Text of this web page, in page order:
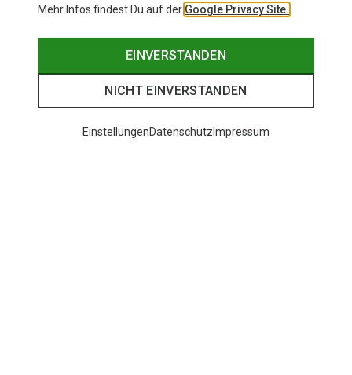
Mehr Infos findest Du auf der Google Privacy Site.
EINVERSTANDEN
NICHT EINVERSTANDEN
EinstellungenDatenschutz Impressum